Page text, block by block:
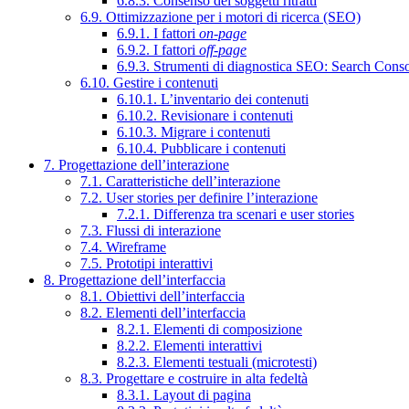
6.9. Ottimizzazione per i motori di ricerca (SEO)
6.9.1. I fattori on-page
6.9.2. I fattori off-page
6.9.3. Strumenti di diagnostica SEO: Search
6.10. Gestire i contenuti
6.10.1. L’inventario dei contenuti
6.10.2. Revisionare i contenuti
6.10.3. Migrare i contenuti
6.10.4. Pubblicare i contenuti
7. Progettazione dell’interazione
7.1. Caratteristiche dell’interazione
7.2. User stories per definire l’interazione
7.2.1. Differenza tra scenari e user stories
7.3. Flussi di interazione
7.4. Wireframe
7.5. Prototipi interattivi
8. Progettazione dell’interfaccia
8.1. Obiettivi dell’interfaccia
8.2. Elementi dell’interfaccia
8.2.1. Elementi di composizione
8.2.2. Elementi interattivi
8.2.3. Elementi testuali (microtesti)
8.3. Progettare e costruire in alta fedeltà
8.3.1. Layout di pagina